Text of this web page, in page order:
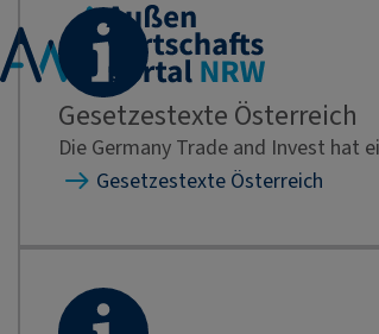
Gesetzestexte Österreich
Die Germany Trade and Invest hat
Gesetzestexte Österreich